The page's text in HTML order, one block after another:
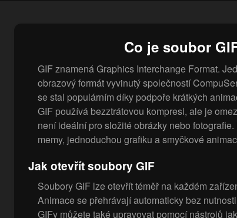
Co je soubor
GIF znamená Graphics Interchange Format.
obrazový formát vyvinutý společností
se stal populárním díky podpoře krátkých
GIF používá bezztrátovou kompresi, ale je
není ideální pro složité obrázky nebo
memy, jednoduchou grafiku a smyčkové
Jak otevřít soubory GIF
Soubory GIF lze otevřít téměř na každém
Animace se přehrávají automaticky bez
GIFy můžete také upravovat pomocí nástrojů